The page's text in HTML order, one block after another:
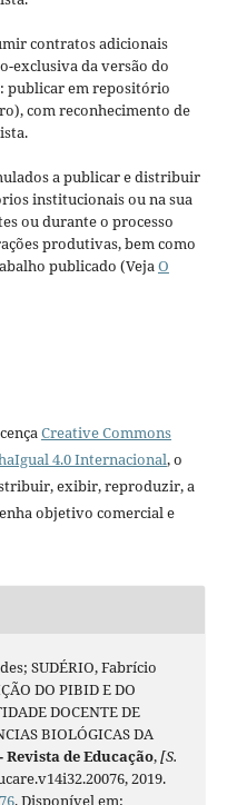
contratos adicionais
exclusiva da versão do
publicar em repositório
com reconhecimento de
a publicar e distribuir
institucionais ou na sua
ou durante o processo
produtivas, bem como
publicado (VejaO
Creative Commons
4.0 Internacional, o
exibir, reproduzir, a
objetivo comercial e
SUDÉRIO, Fabrício
DO PIBID E DO
DOCENTE DE
BIOLÓGICAS DA
Revista de Educação,[S.
2019.